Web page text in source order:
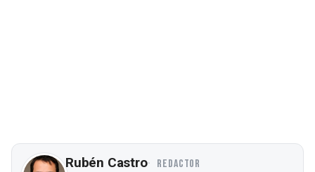
Rubén Castro REDACTOR